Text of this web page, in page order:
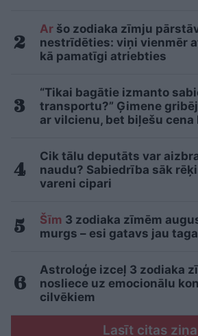
Ar šo zodiaka zīmju
nestrīdēties: viņi vienmēr
kā pamatīgi atriebties
“Tikai bagātie izmanto
transportu?” Ģimene
ar vilcienu, bet biļešu cena
Cik tālu deputāts var
naudu? Sabiedrība sāk
vareni cipari
Šīm 3 zodiaka zīmēm
murgs – esi gatavs jau
Astroloģe izceļ 3 zodiaka
nosliece uz emocionālu
cilvēkiem
Lasīt citas